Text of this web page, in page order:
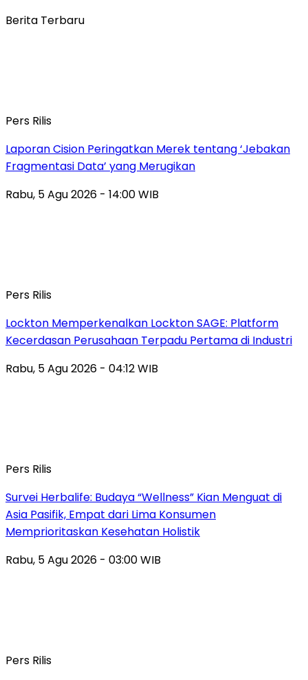
Berita Terbaru
Pers Rilis
Laporan Cision Peringatkan Merek tentang ‘Jebakan
Fragmentasi Data’ yang Merugikan
Rabu, 5 Agu 2026 - 14:00 WIB
Pers Rilis
Lockton Memperkenalkan Lockton SAGE: Platform
Kecerdasan Perusahaan Terpadu Pertama di Industri
Rabu, 5 Agu 2026 - 04:12 WIB
Pers Rilis
Survei Herbalife: Budaya “Wellness” Kian Menguat di
Asia Pasifik, Empat dari Lima Konsumen
Memprioritaskan Kesehatan Holistik
Rabu, 5 Agu 2026 - 03:00 WIB
Pers Rilis